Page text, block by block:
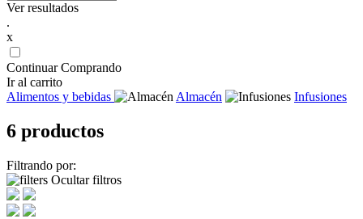
Ver resultados
.
x
Continuar Comprando
Ir al carrito
Alimentos y bebidas
Almacén Infusiones
6 productos
Filtrando por:
Ocultar filtros